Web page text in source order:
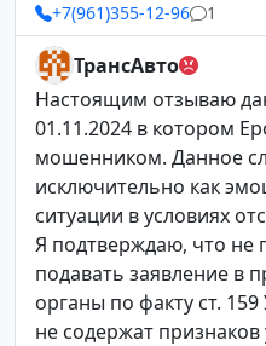
+7(961)355-12-96 1
ТрансАвто
Настоящим отзываю
01.11.2024 в котором
мошенником. Данное
исключительно как
ситуации в условиях
Я подтверждаю, что не
подавать заявление в
органы по факту ст.
не содержат